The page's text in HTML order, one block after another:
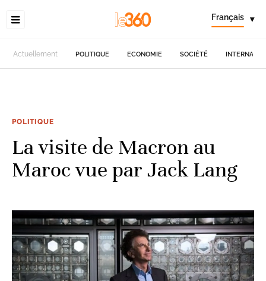
Français ▾
Actuellement POLITIQUE ECONOMIE SOCIÉTÉ
POLITIQUE
La visite de Macron au
Maroc vue par Jack Lang